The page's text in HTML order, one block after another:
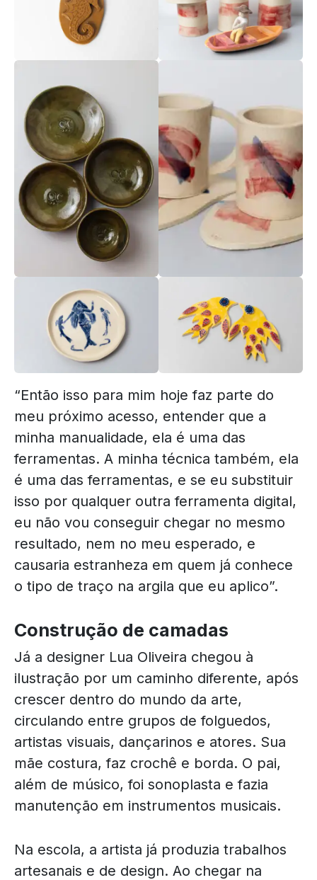
“Então isso para mim hoje faz parte do
meu próximo acesso, entender que a
minha manualidade, ela é uma das
ferramentas. A minha técnica também, ela
é uma das ferramentas, e se eu substituir
isso por qualquer outra ferramenta digital,
eu não vou conseguir chegar no mesmo
resultado, nem no meu esperado, e
causaria estranheza em quem já conhece
o tipo de traço na argila que eu aplico”.
Construção de camadas
Já a designer Lua Oliveira chegou à
ilustração por um caminho diferente, após
crescer dentro do mundo da arte,
circulando entre grupos de folguedos,
artistas visuais, dançarinos e atores. Sua
mãe costura, faz crochê e borda. O pai,
além de músico, foi sonoplasta e fazia
manutenção em instrumentos musicais.
Na escola, a artista já produzia trabalhos
artesanais e de design. Ao chegar na